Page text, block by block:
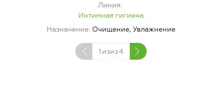
Линия
Интимная гигиена
Назначение Очищение, Увлажнение
1 изиз4